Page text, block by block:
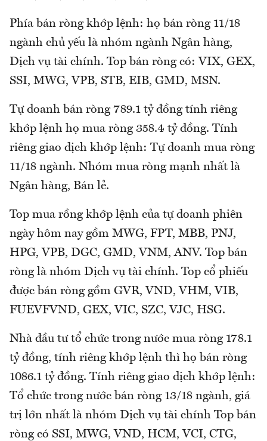
Phía bán ròng khớp lệnh: họ bán ròng 11/18
ngành chủ yếu là nhóm ngành Ngân hàng,
Dịch vụ tài chính. Top bán ròng có: VIX, GEX,
SSI, MWG, VPB, STB, EIB, GMD, MSN.
Tự doanh bán ròng 789.1 tỷ đồng tính riêng
khớp lệnh họ mua ròng 358.4 tỷ đồng. Tính
riêng giao dịch khớp lệnh: Tự doanh mua ròng
11/18 ngành. Nhóm mua ròng mạnh nhất là
Ngân hàng, Bán lẻ.
Top mua rồng khớp lệnh của tự doanh phiên
ngày hôm nay gồm MWG, FPT, MBB, PNJ,
HPG, VPB, DGC, GMD, VNM, ANV. Top bán
ròng là nhóm Dịch vụ tài chính. Top cổ phiếu
được bán ròng gồm GVR, VND, VHM, VIB,
FUEVFVND, GEX, VIC, SZC, VJC, HSG.
Nhà đầu tư tổ chức trong nước mua ròng 178.1
tỷ đồng, tính riêng khớp lệnh thì họ bán ròng
1086.1 tỷ đồng. Tính riêng giao dịch khớp lệnh:
Tổ chức trong nước bán ròng 13/18 ngành, giá
trị lớn nhất là nhóm Dịch vụ tài chính Top bán
ròng có SSI, MWG, VND, HCM, VCI, CTG,